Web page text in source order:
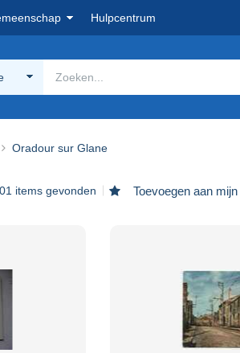
Hulpcentrum
Oradour sur Glane
items gevonden Toevoegen aan